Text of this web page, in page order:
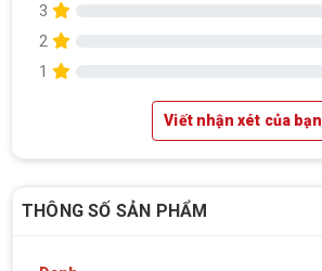
3
2
1
Viết nhận xét của bạn
THÔNG SỐ SẢN PHẨM